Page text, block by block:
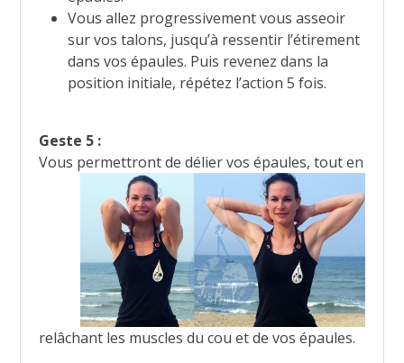
Vous allez progressivement vous asseoir
sur vos talons, jusqu’à ressentir l’étirement
dans vos épaules. Puis revenez dans la
position initiale, répétez l’action 5 fois.
Geste 5 :
Vous permettront de délier vos épaules, tout en
relâchant les muscles du cou et de vos épaules.